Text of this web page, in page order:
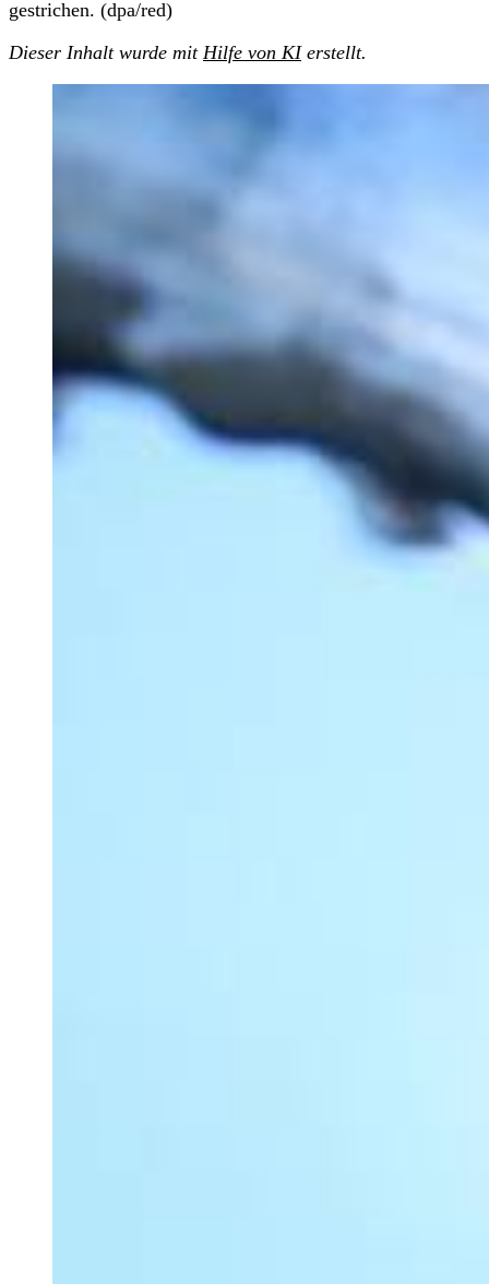
gestrichen. (dpa/red)
Dieser Inhalt wurde mit Hilfe von KIerstellt.